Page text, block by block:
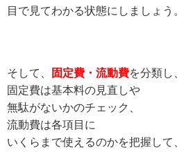
目で見てわかる状態にしましょう。
そして、 固定費・流動費を分類し、
固定費は基本料の見直しや
無駄がないかのチェック、
流動費は各項目に
いくらまで使えるのかを把握して、